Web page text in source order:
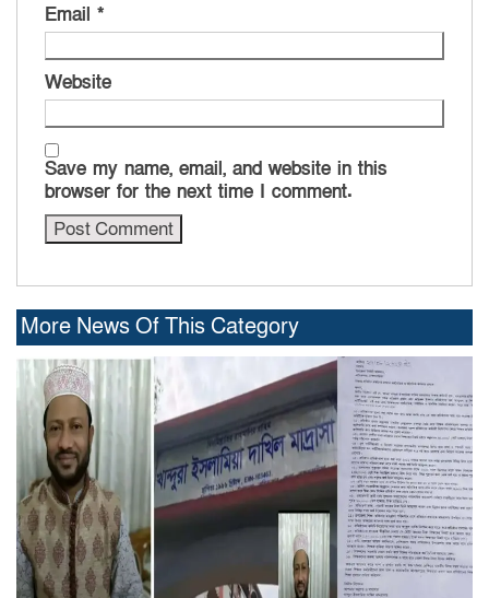
Email *
Website
Save my name, email, and website in this
browser for the next time I comment.
More News Of This Category